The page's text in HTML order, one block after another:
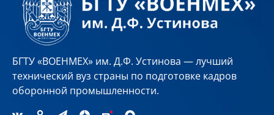
БГТУ «ВОЕНМЕХ» им. Д.Ф. Устинова — лучший
технический вуз страны по подготовке кадров
оборонной промышленности.